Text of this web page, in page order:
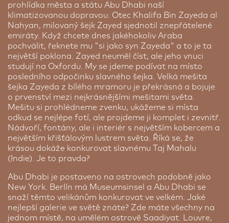
prohlídka města a státu Abu Dhabi naší
klimatizovanou dopravou. Otec Khalifa Bin Zayeda al
Nahyan, milovaný šejk Zayed sjednotil znepřátelené
emiráty. Když chcete dnes jakéhokoliv Araba
pochválit, řeknete mu "si jako syn Zayeda" a to je ta
největší poklona. Zayed neuměl číst, ale jeho vnuci
studují na Oxfordu. My se jdeme podívat na místo
posledního odpočinku slavného šejka. Velká mešita
šejka Zayeda z bílého mramoru je překrásná a bojuje
o prvenství mezi nejkrásnějšími mešitami světa.
Mešitu si prohlédneme zvenku, ukážeme si místa
odkud se nejlépe fotí, ale projdeme ji komplet i zevnitř.
Nádvoří, fontány, ale i interiér s největším kobercem a
největším křišťálovým lustrem světa. Říká se, že
krásou dokáže konkurovat slavnému Taj Mahalu
(Indie). Je to pravda?
Abu Dhabi je postaveno na ostrovech podobně jako
New York. Berlín má Museumsinsel a Abu Dhabi se
snaží těmto velikánům konkurovat ve velkém. Jaké
nejlepší galerie ve světě znáte? Zde máte všechny na
jednom místě, na umělém ostrově Saadiyat. Louvre,